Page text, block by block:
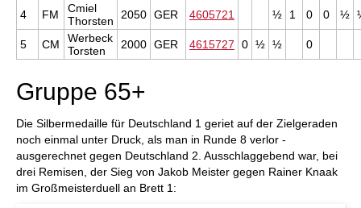
4 FM
Cmiel
Thorsten
2050 GER 4605721 ½ 1 0 0 ½
5 CM
Werbeck
Torsten
2000 GER 4615727 0 ½ ½ 0
Gruppe 65+
Die Silbermedaille für Deutschland 1 geriet auf der Zielgeraden
noch einmal unter Druck, als man in Runde 8 verlor -
ausgerechnet gegen Deutschland 2. Ausschlaggebend war, bei
drei Remisen, der Sieg von Jakob Meister gegen Rainer Knaak
im Großmeisterduell an Brett 1: